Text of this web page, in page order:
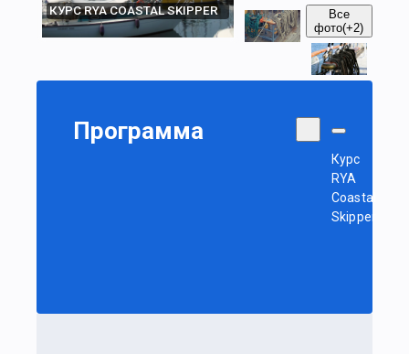
КУРС RYA COASTAL SKIPPER
Все
фото(+2)
Программа
Курс
RYA
Coastal
Skipper